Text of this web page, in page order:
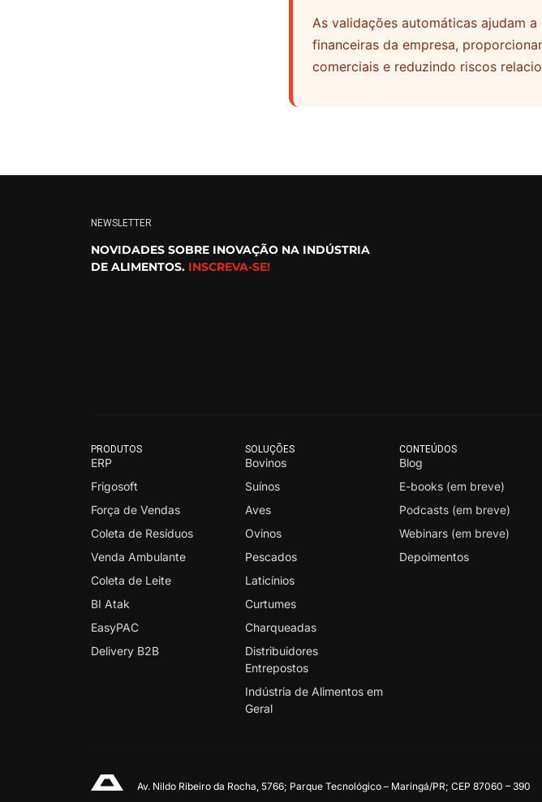
As validações automáticas ajudam
financeiras da empresa,
comerciais e reduzindo riscos
NEWSLETTER
NOVIDADES SOBRE INOVAÇÃO NA INDÚSTRIA
DE ALIMENTOS. INSCREVA-SE!
PRODUTOS
ERP
Frigosoft
Força de Vendas
Coleta de Resíduos
Venda Ambulante
Coleta de Leite
BI Atak
EasyPAC
Delivery B2B
SOLUÇÕES
Bovinos
Suínos
Aves
Ovinos
Pescados
Laticínios
Curtumes
Charqueadas
Distribuidores
Entrepostos
Indústria de Alimentos em
Geral
CONTEÚDOS
Blog
E-books (em breve)
Podcasts (em breve)
Webinars (em breve)
Depoimentos
Av. Nildo Ribeiro da Rocha, 5766; Parque Tecnológico – Maringá/PR; CEP 87060 – 390